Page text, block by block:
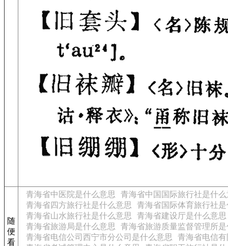
随
便
看
青海省中医院是什么意思
青海省中国国际旅行社是什
青海省四方旅行社是什么意思
青海省国际体育旅行社
青海省山水旅行社是什么意思
青海省建设厅是什么意思
青海省旅游局是什么意思
青海省旅游质量监督管理所
青海省电信公司西宁市分公司是什么意思
青海省电信